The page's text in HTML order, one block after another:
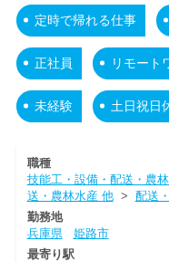
定時で帰れる仕事
正社員 リモート
未経験 土日祝日
職種
技能工・設備・配送・農
送・農林水産 他> 配送
勤務地
兵庫県
姫路市
最寄り駅